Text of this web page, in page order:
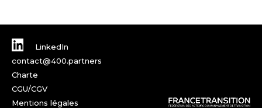
LinkedIn
contact@400.partners
Charte
CGU/CGV
Mentions légales